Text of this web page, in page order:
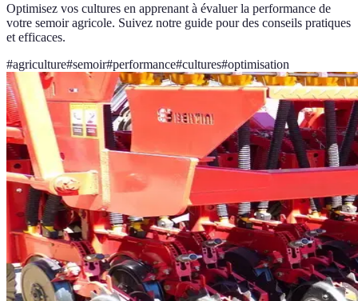
Optimisez vos cultures en apprenant à évaluer la performance de
votre semoir agricole. Suivez notre guide pour des conseils pratiques
et efficaces.
#agriculture#semoir#performance#cultures#optimisation